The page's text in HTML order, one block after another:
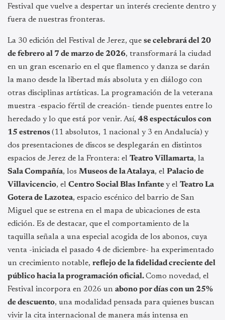
Festival que vuelve a despertar un interés creciente dentro y
fuera de nuestras fronteras.
La 30 edición del Festival de Jerez, que se celebrará del 20
de febrero al 7 de marzo de 2026, transformará la ciudad
en un gran escenario en el que flamenco y danza se darán
la mano desde la libertad más absoluta y en diálogo con
otras disciplinas artísticas. La programación de la veterana
muestra -espacio fértil de creación- tiende puentes entre lo
heredado y lo que está por venir. Así, 48 espectáculos con
15 estrenos(11 absolutos, 1 nacional y 3 en Andalucía) y
dos presentaciones de discos se desplegarán en distintos
espacios de Jerez de la Frontera: el Teatro Villamarta, la
Sala Compañía, los Museos de la Atalaya, el Palacio de
Villavicencio, el Centro Social Blas Infantey el Teatro La
Gotera de Lazotea, espacio escénico del barrio de San
Miguel que se estrena en el mapa de ubicaciones de esta
edición. Es de destacar, que el comportamiento de la
taquilla señala a una especial acogida de los abonos, cuya
venta -iniciada el pasado 4 de diciembre- ha experimentado
un crecimiento notable, reflejo de la fidelidad creciente del
público hacia la programación oficial.Como novedad, el
Festival incorpora en 2026 un abono por días con un 25%
de descuento, una modalidad pensada para quienes buscan
vivir la cita internacional de manera más intensa en